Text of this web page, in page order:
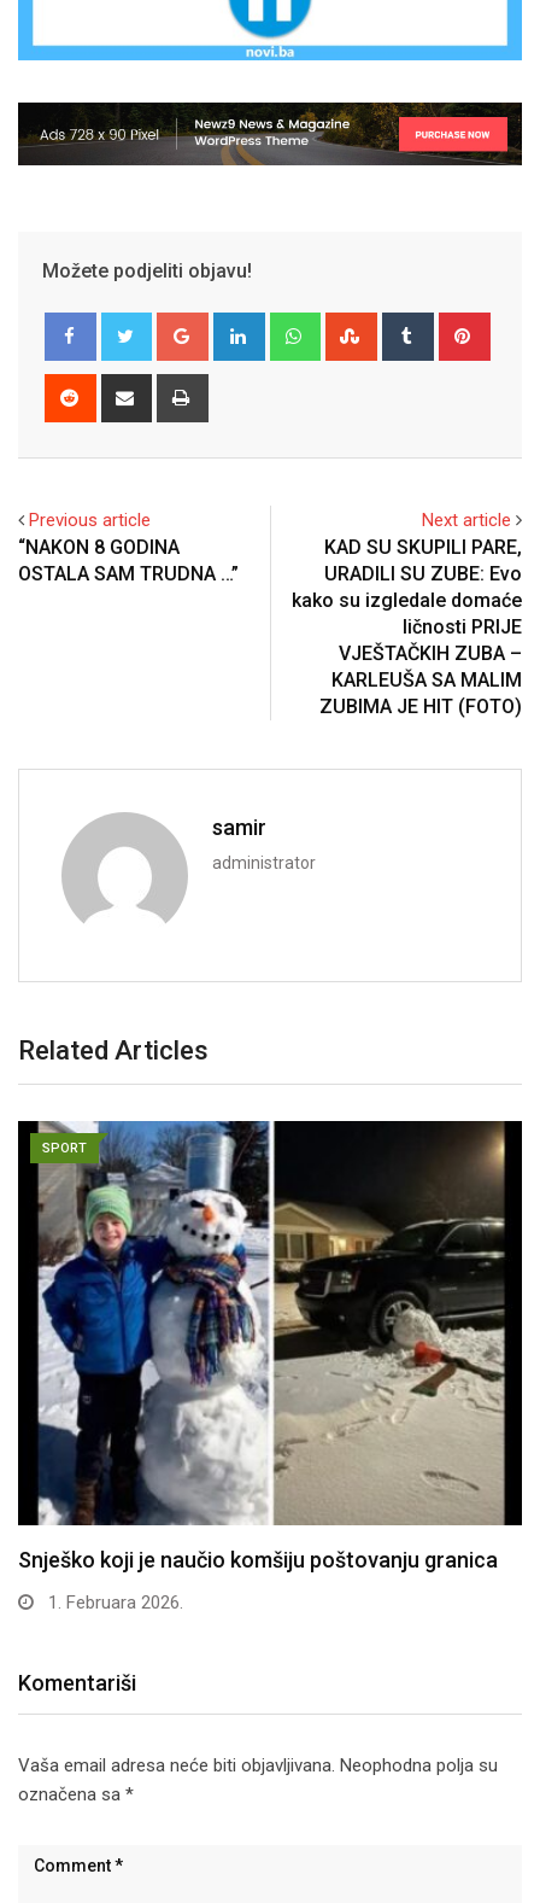
Možete podjeliti objavu!
Google+ LinkedIn WhatsappStumbleUpon
Tumblr
Reddit
Share
Previous article
“NAKON 8 GODINA
OSTALA SAM TRUDNA …”
Next article
KAD SU SKUPILI PARE,
URADILI SU ZUBE: Evo
kako su izgledale domaće
ličnosti PRIJE
VJEŠTAČKIH ZUBA –
KARLEUŠA SA MALIM
ZUBIMA JE HIT (FOTO)
samir
administrator
Related Articles
SPORT
Snješko koji je naučio komšiju poštovanju granica
1. Februara 2026.
Komentariši
Vaša email adresa neće biti objavljivana. Neophodna polja su
označena sa *